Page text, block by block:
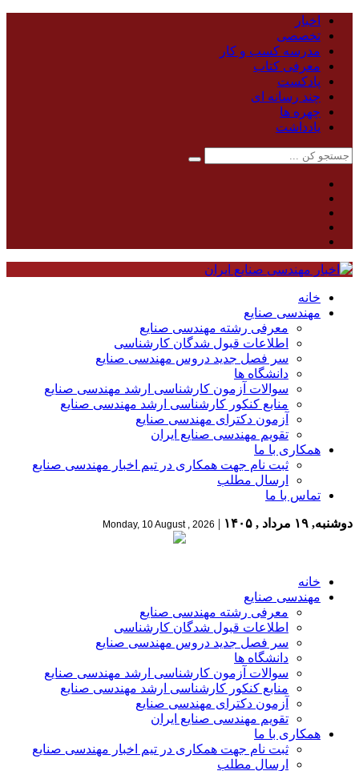
اخبار
تخصصی
مدرسه کسب و کار
معرفی کتاب
پادکست
چند رسانه ای
چهره ها
یادداشت
خانه
مهندسی صنایع
معرفی رشته مهندسی صنایع
اطلاعات قبول شدگان کارشناسی
سر فصل جدید دروس مهندسی صنایع
دانشگاه ها
سوالات آزمون کارشناسی ارشد مهندسی صنایع
منابع کنکور کارشناسی ارشد مهندسی صنایع
آزمون دکترای مهندسی صنایع
تقویم مهندسی صنایع ایران
همکاری با ما
ثبت نام جهت همکاری در تیم اخبار مهندسی صنایع
ارسال مطلب
تماس با ما
دوشنبه, ۱۹ مرداد , ۱۴۰۵ |
Monday, 10 August , 2026
خانه
مهندسی صنایع
معرفی رشته مهندسی صنایع
اطلاعات قبول شدگان کارشناسی
سر فصل جدید دروس مهندسی صنایع
دانشگاه ها
سوالات آزمون کارشناسی ارشد مهندسی صنایع
منابع کنکور کارشناسی ارشد مهندسی صنایع
آزمون دکترای مهندسی صنایع
تقویم مهندسی صنایع ایران
همکاری با ما
ثبت نام جهت همکاری در تیم اخبار مهندسی صنایع
ارسال مطلب